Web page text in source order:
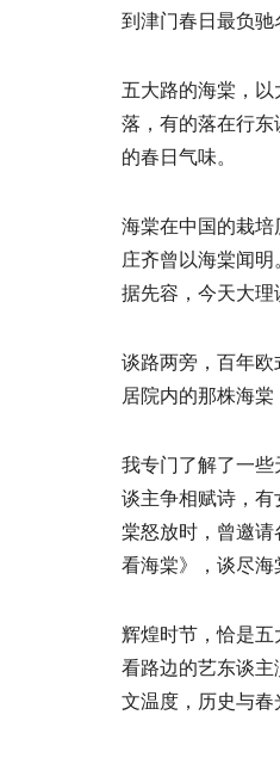
到津门春日最负驰
五大路的海棠，
落，有的落在行
的春日气味。
海棠在中国的栽培
庄齐曾以海棠闻明
据先容，今天大理
谈路两旁，百年
居院内的那株海
我专门了解了一些
谈主争相赋诗，有
棠怒放时，曾邀
看海棠》，谈尽海
辉煌时节，恰是五
看路边的艺东谈
文温度，历史与春